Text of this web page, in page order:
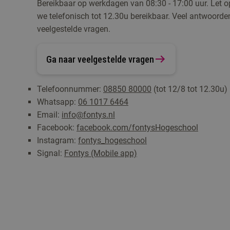
Bereikbaar op werkdagen van 08:30 - 17:00 uur. Let
we telefonisch tot 12.30u bereikbaar. Veel
veelgestelde vragen.
Ga naar veelgestelde vragen
Telefoonnummer: 08850 80000 (tot 12/8 tot 12.30u)
Whatsapp: 06 1017 6464
Email: info@fontys.nl
Facebook: facebook.com/fontysHogeschool
Instagram: fontys_hogeschool
Signal: Fontys (Mobile app)